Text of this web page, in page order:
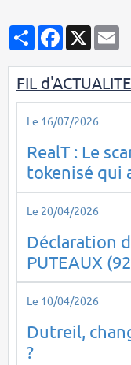
PartagerFacebook
X
FIL d'ACTUALITE
Le 16/07/2026
RealT : Le
tokenisé qui
Le 20/04/2026
Déclaration
PUTEAUX
impôts en
Le 10/04/2026
Dutreil,
?